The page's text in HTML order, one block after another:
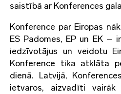
saistībā ar Konferences
Konference par Eiropas
ES Padomes, EP un EK –
iedzīvotājus un veidotu
Konference tika atklāta
dienā. Latvijā,
ietvaros, aizvadīti vairāk